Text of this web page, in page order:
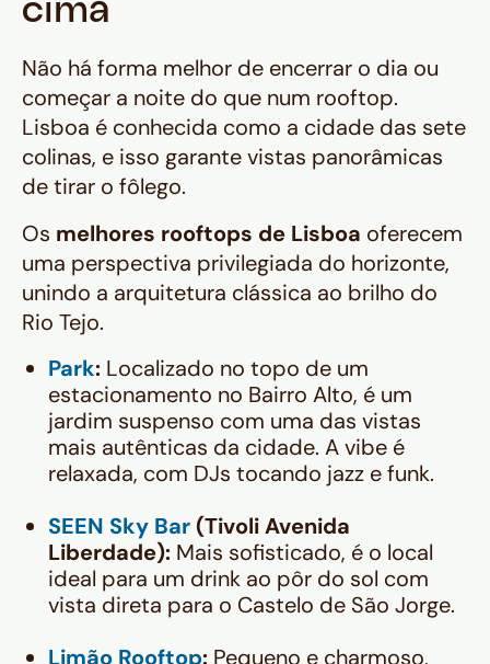
cima
Não há forma melhor de encerrar o dia ou
começar a noite do que num rooftop.
Lisboa é conhecida como a cidade das sete
colinas, e isso garante vistas panorâmicas
de tirar o fôlego.
Os melhores rooftops de Lisboa oferecem
uma perspectiva privilegiada do horizonte,
unindo a arquitetura clássica ao brilho do
Rio Tejo.
Park: Localizado no topo de um
estacionamento no Bairro Alto, é um
jardim suspenso com uma das vistas
mais autênticas da cidade. A vibe é
relaxada, com DJs tocando jazz e funk.
SEEN Sky Bar (Tivoli Avenida
Liberdade): Mais sofisticado, é o local
ideal para um drink ao pôr do sol com
vista direta para o Castelo de São Jorge.
Limão Rooftop: Pequeno e charmoso,